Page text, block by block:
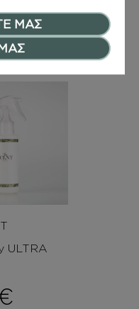
7,00€
€
ULTRA
ΜΑΣ